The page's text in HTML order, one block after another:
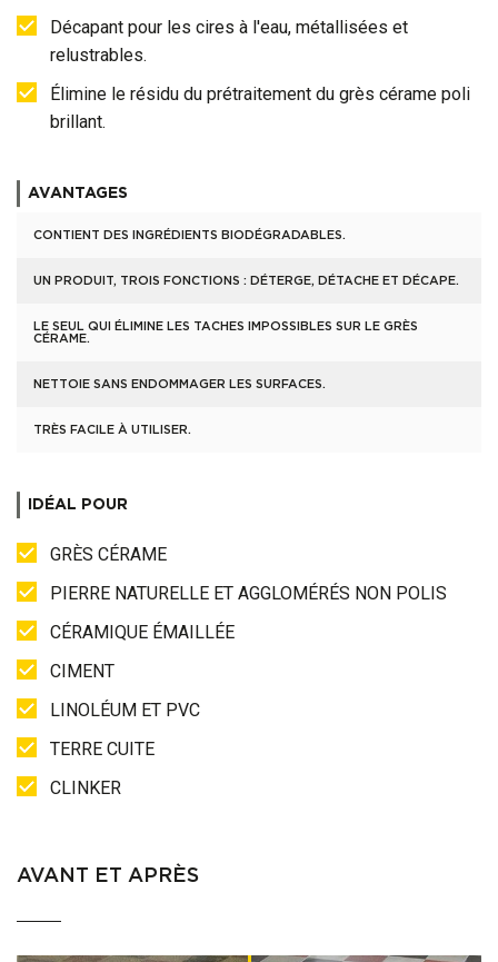
Décapant pour les cires à l'eau, métallisées et
relustrables.
Élimine le résidu du prétraitement du grès cérame poli
brillant.
AVANTAGES
CONTIENT DES INGRÉDIENTS BIODÉGRADABLES.
UN PRODUIT, TROIS FONCTIONS : DÉTERGE, DÉTACHE ET DÉCAPE.
LE SEUL QUI ÉLIMINE LES TACHES IMPOSSIBLES SUR LE GRÈS
CÉRAME.
NETTOIE SANS ENDOMMAGER LES SURFACES.
TRÈS FACILE À UTILISER.
IDÉAL POUR
GRÈS CÉRAME
PIERRE NATURELLE ET AGGLOMÉRÉS NON POLIS
CÉRAMIQUE ÉMAILLÉE
CIMENT
LINOLÉUM ET PVC
TERRE CUITE
CLINKER
AVANT ET APRÈS